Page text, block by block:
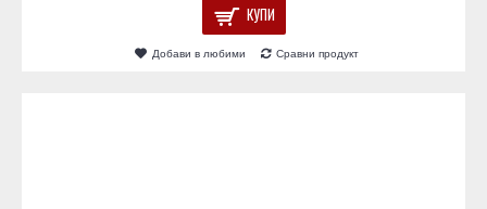
КУПИ
Добави в любими Сравни продукт